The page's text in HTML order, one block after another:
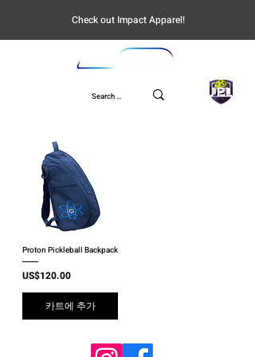
Check out Impact Apparel!
UPL
Proton Pickleball Backpack
가격
US$120.00
카트에 추가